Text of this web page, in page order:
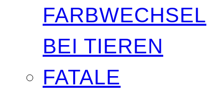
FARBWECHSEL
BEI TIEREN
FATALE